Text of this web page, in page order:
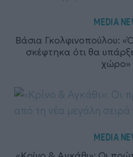
MEDIA
Βάσια Γκολφινοπούλου:
σκέφτηκα ότι θα
χώρο»
MEDIA